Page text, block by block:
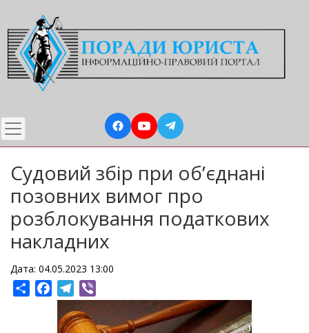
до
основного
вмісту
Судовий збір при об’єднані
позовних вимог про
розблокування податкових
накладних
Дата: 04.05.2023 13:00
ShareFacebookTelegram